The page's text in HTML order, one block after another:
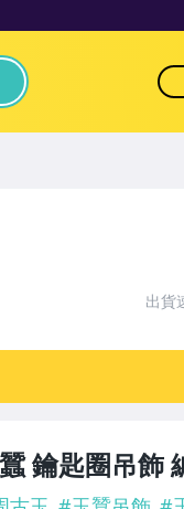
鑰匙圈吊飾
出貨